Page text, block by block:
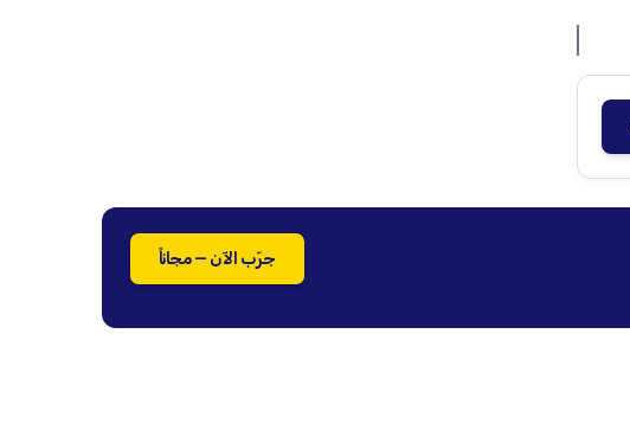
جرّب الآن — مجاناً